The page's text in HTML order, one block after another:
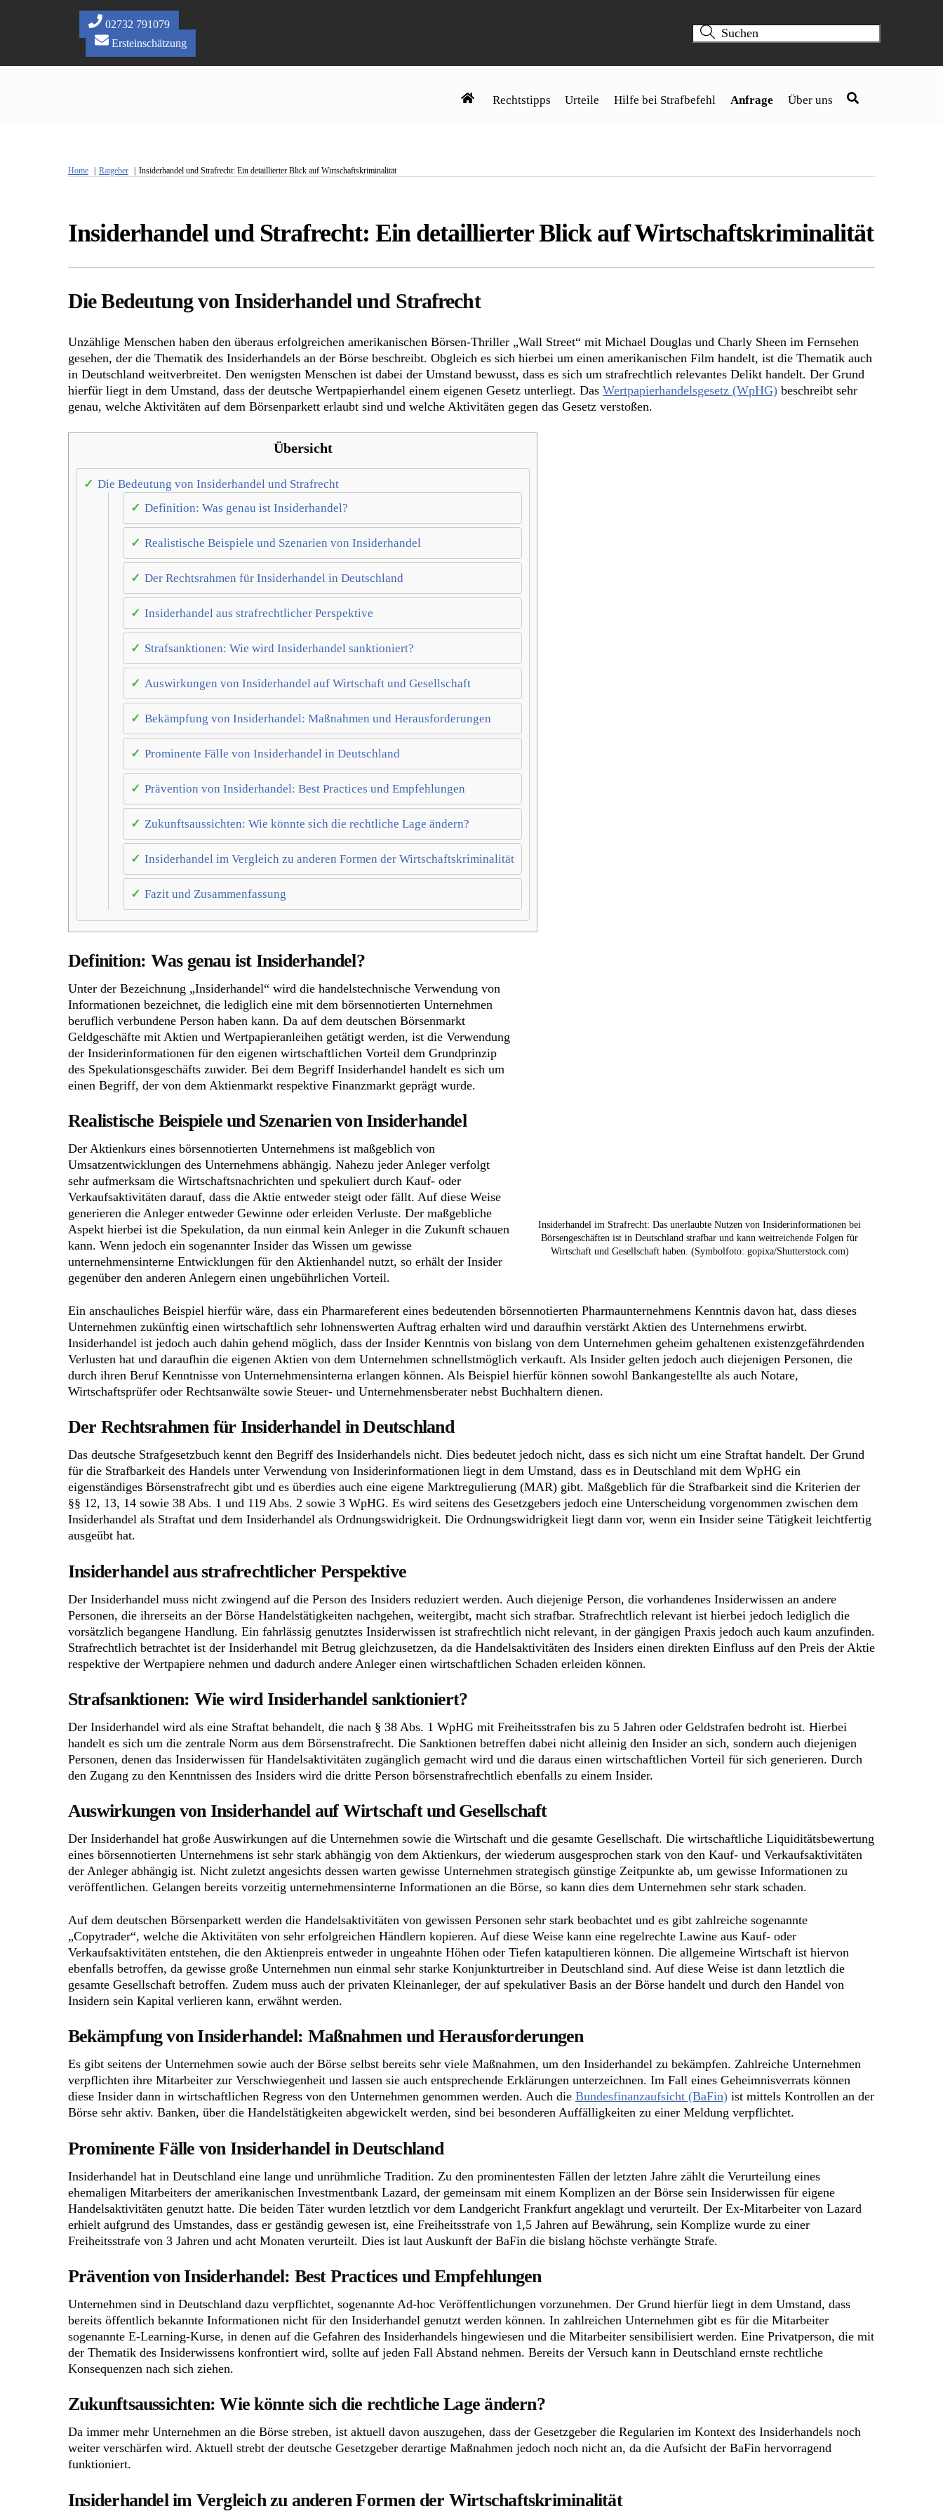
02732 791079
Ersteinschätzung
Rechtstipps Urteile Hilfe bei Strafbefehl Anfrage Über uns
Home Ratgeber Insiderhandel und Strafrecht: Ein detaillierter Blick auf Wirtschaftskriminalität
Insiderhandel und Strafrecht: Ein detaillierter Blick auf Wirtschaftskriminalität
Die Bedeutung von Insiderhandel und Strafrecht
Unzählige Menschen haben den überaus erfolgreichen amerikanischen Börsen-Thriller „Wall Street“ mit Michael Douglas und Charly Sheen im Fernsehen
gesehen, der die Thematik des Insiderhandels an der Börse beschreibt. Obgleich es sich hierbei um einen amerikanischen Film handelt, ist die Thematik auch
in Deutschland weitverbreitet. Den wenigsten Menschen ist dabei der Umstand bewusst, dass es sich um strafrechtlich relevantes Delikt handelt. Der Grund
hierfür liegt in dem Umstand, dass der deutsche Wertpapierhandel einem eigenen Gesetz unterliegt. Das Wertpapierhandelsgesetz (WpHG) beschreibt sehr
genau, welche Aktivitäten auf dem Börsenparkett erlaubt sind und welche Aktivitäten gegen das Gesetz verstoßen.
Übersicht
Die Bedeutung von Insiderhandel und Strafrecht
Definition: Was genau ist Insiderhandel?
Realistische Beispiele und Szenarien von Insiderhandel
Der Rechtsrahmen für Insiderhandel in Deutschland
Insiderhandel aus strafrechtlicher Perspektive
Strafsanktionen: Wie wird Insiderhandel sanktioniert?
Auswirkungen von Insiderhandel auf Wirtschaft und Gesellschaft
Bekämpfung von Insiderhandel: Maßnahmen und Herausforderungen
Prominente Fälle von Insiderhandel in Deutschland
Prävention von Insiderhandel: Best Practices und Empfehlungen
Zukunftsaussichten: Wie könnte sich die rechtliche Lage ändern?
Insiderhandel im Vergleich zu anderen Formen der Wirtschaftskriminalität
Fazit und Zusammenfassung
Definition: Was genau ist Insiderhandel?
Insiderhandel im Strafrecht: Das unerlaubte Nutzen von Insiderinformationen bei
Börsengeschäften ist in Deutschland strafbar und kann weitreichende Folgen für
Wirtschaft und Gesellschaft haben. (Symbolfoto: gopixa/Shutterstock.com)
Unter der Bezeichnung „Insiderhandel“ wird die handelstechnische Verwendung von
Informationen bezeichnet, die lediglich eine mit dem börsennotierten Unternehmen
beruflich verbundene Person haben kann. Da auf dem deutschen Börsenmarkt
Geldgeschäfte mit Aktien und Wertpapieranleihen getätigt werden, ist die Verwendung
der Insiderinformationen für den eigenen wirtschaftlichen Vorteil dem Grundprinzip
des Spekulationsgeschäfts zuwider. Bei dem Begriff Insiderhandel handelt es sich um
einen Begriff, der von dem Aktienmarkt respektive Finanzmarkt geprägt wurde.
Realistische Beispiele und Szenarien von Insiderhandel
Der Aktienkurs eines börsennotierten Unternehmens ist maßgeblich von
Umsatzentwicklungen des Unternehmens abhängig. Nahezu jeder Anleger verfolgt
sehr aufmerksam die Wirtschaftsnachrichten und spekuliert durch Kauf- oder
Verkaufsaktivitäten darauf, dass die Aktie entweder steigt oder fällt. Auf diese Weise
generieren die Anleger entweder Gewinne oder erleiden Verluste. Der maßgebliche
Aspekt hierbei ist die Spekulation, da nun einmal kein Anleger in die Zukunft schauen
kann. Wenn jedoch ein sogenannter Insider das Wissen um gewisse
unternehmensinterne Entwicklungen für den Aktienhandel nutzt, so erhält der Insider
gegenüber den anderen Anlegern einen ungebührlichen Vorteil.
Ein anschauliches Beispiel hierfür wäre, dass ein Pharmareferent eines bedeutenden börsennotierten Pharmaunternehmens Kenntnis davon hat, dass dieses
Unternehmen zukünftig einen wirtschaftlich sehr lohnenswerten Auftrag erhalten wird und daraufhin verstärkt Aktien des Unternehmens erwirbt.
Insiderhandel ist jedoch auch dahin gehend möglich, dass der Insider Kenntnis von bislang von dem Unternehmen geheim gehaltenen existenzgefährdenden
Verlusten hat und daraufhin die eigenen Aktien von dem Unternehmen schnellstmöglich verkauft. Als Insider gelten jedoch auch diejenigen Personen, die
durch ihren Beruf Kenntnisse von Unternehmensinterna erlangen können. Als Beispiel hierfür können sowohl Bankangestellte als auch Notare,
Wirtschaftsprüfer oder Rechtsanwälte sowie Steuer- und Unternehmensberater nebst Buchhaltern dienen.
Der Rechtsrahmen für Insiderhandel in Deutschland
Das deutsche Strafgesetzbuch kennt den Begriff des Insiderhandels nicht. Dies bedeutet jedoch nicht, dass es sich nicht um eine Straftat handelt. Der Grund
für die Strafbarkeit des Handels unter Verwendung von Insiderinformationen liegt in dem Umstand, dass es in Deutschland mit dem WpHG ein
eigenständiges Börsenstrafrecht gibt und es überdies auch eine eigene Marktregulierung (MAR) gibt. Maßgeblich für die Strafbarkeit sind die Kriterien der
§§ 12, 13, 14 sowie 38 Abs. 1 und 119 Abs. 2 sowie 3 WpHG. Es wird seitens des Gesetzgebers jedoch eine Unterscheidung vorgenommen zwischen dem
Insiderhandel als Straftat und dem Insiderhandel als Ordnungswidrigkeit. Die Ordnungswidrigkeit liegt dann vor, wenn ein Insider seine Tätigkeit leichtfertig
ausgeübt hat.
Insiderhandel aus strafrechtlicher Perspektive
Der Insiderhandel muss nicht zwingend auf die Person des Insiders reduziert werden. Auch diejenige Person, die vorhandenes Insiderwissen an andere
Personen, die ihrerseits an der Börse Handelstätigkeiten nachgehen, weitergibt, macht sich strafbar. Strafrechtlich relevant ist hierbei jedoch lediglich die
vorsätzlich begangene Handlung. Ein fahrlässig genutztes Insiderwissen ist strafrechtlich nicht relevant, in der gängigen Praxis jedoch auch kaum anzufinden.
Strafrechtlich betrachtet ist der Insiderhandel mit Betrug gleichzusetzen, da die Handelsaktivitäten des Insiders einen direkten Einfluss auf den Preis der Aktie
respektive der Wertpapiere nehmen und dadurch andere Anleger einen wirtschaftlichen Schaden erleiden können.
Strafsanktionen: Wie wird Insiderhandel sanktioniert?
Der Insiderhandel wird als eine Straftat behandelt, die nach § 38 Abs. 1 WpHG mit Freiheitsstrafen bis zu 5 Jahren oder Geldstrafen bedroht ist. Hierbei
handelt es sich um die zentrale Norm aus dem Börsenstrafrecht. Die Sanktionen betreffen dabei nicht alleinig den Insider an sich, sondern auch diejenigen
Personen, denen das Insiderwissen für Handelsaktivitäten zugänglich gemacht wird und die daraus einen wirtschaftlichen Vorteil für sich generieren. Durch
den Zugang zu den Kenntnissen des Insiders wird die dritte Person börsenstrafrechtlich ebenfalls zu einem Insider.
Auswirkungen von Insiderhandel auf Wirtschaft und Gesellschaft
Der Insiderhandel hat große Auswirkungen auf die Unternehmen sowie die Wirtschaft und die gesamte Gesellschaft. Die wirtschaftliche Liquiditätsbewertung
eines börsennotierten Unternehmens ist sehr stark abhängig von dem Aktienkurs, der wiederum ausgesprochen stark von den Kauf- und Verkaufsaktivitäten
der Anleger abhängig ist. Nicht zuletzt angesichts dessen warten gewisse Unternehmen strategisch günstige Zeitpunkte ab, um gewisse Informationen zu
veröffentlichen. Gelangen bereits vorzeitig unternehmensinterne Informationen an die Börse, so kann dies dem Unternehmen sehr stark schaden.
Auf dem deutschen Börsenparkett werden die Handelsaktivitäten von gewissen Personen sehr stark beobachtet und es gibt zahlreiche sogenannte
„Copytrader“, welche die Aktivitäten von sehr erfolgreichen Händlern kopieren. Auf diese Weise kann eine regelrechte Lawine aus Kauf- oder
Verkaufsaktivitäten entstehen, die den Aktienpreis entweder in ungeahnte Höhen oder Tiefen katapultieren können. Die allgemeine Wirtschaft ist hiervon
ebenfalls betroffen, da gewisse große Unternehmen nun einmal sehr starke Konjunkturtreiber in Deutschland sind. Auf diese Weise ist dann letztlich die
gesamte Gesellschaft betroffen. Zudem muss auch der privaten Kleinanleger, der auf spekulativer Basis an der Börse handelt und durch den Handel von
Insidern sein Kapital verlieren kann, erwähnt werden.
Bekämpfung von Insiderhandel: Maßnahmen und Herausforderungen
Es gibt seitens der Unternehmen sowie auch der Börse selbst bereits sehr viele Maßnahmen, um den Insiderhandel zu bekämpfen. Zahlreiche Unternehmen
verpflichten ihre Mitarbeiter zur Verschwiegenheit und lassen sie auch entsprechende Erklärungen unterzeichnen. Im Fall eines Geheimnisverrats können
diese Insider dann in wirtschaftlichen Regress von den Unternehmen genommen werden. Auch die Bundesfinanzaufsicht (BaFin) ist mittels Kontrollen an der
Börse sehr aktiv. Banken, über die Handelstätigkeiten abgewickelt werden, sind bei besonderen Auffälligkeiten zu einer Meldung verpflichtet.
Prominente Fälle von Insiderhandel in Deutschland
Insiderhandel hat in Deutschland eine lange und unrühmliche Tradition. Zu den prominentesten Fällen der letzten Jahre zählt die Verurteilung eines
ehemaligen Mitarbeiters der amerikanischen Investmentbank Lazard, der gemeinsam mit einem Komplizen an der Börse sein Insiderwissen für eigene
Handelsaktivitäten genutzt hatte. Die beiden Täter wurden letztlich vor dem Landgericht Frankfurt angeklagt und verurteilt. Der Ex-Mitarbeiter von Lazard
erhielt aufgrund des Umstandes, dass er geständig gewesen ist, eine Freiheitsstrafe von 1,5 Jahren auf Bewährung, sein Komplize wurde zu einer
Freiheitsstrafe von 3 Jahren und acht Monaten verurteilt. Dies ist laut Auskunft der BaFin die bislang höchste verhängte Strafe.
Prävention von Insiderhandel: Best Practices und Empfehlungen
Unternehmen sind in Deutschland dazu verpflichtet, sogenannte Ad-hoc Veröffentlichungen vorzunehmen. Der Grund hierfür liegt in dem Umstand, dass
bereits öffentlich bekannte Informationen nicht für den Insiderhandel genutzt werden können. In zahlreichen Unternehmen gibt es für die Mitarbeiter
sogenannte E-Learning-Kurse, in denen auf die Gefahren des Insiderhandels hingewiesen und die Mitarbeiter sensibilisiert werden. Eine Privatperson, die mit
der Thematik des Insiderwissens konfrontiert wird, sollte auf jeden Fall Abstand nehmen. Bereits der Versuch kann in Deutschland ernste rechtliche
Konsequenzen nach sich ziehen.
Zukunftsaussichten: Wie könnte sich die rechtliche Lage ändern?
Da immer mehr Unternehmen an die Börse streben, ist aktuell davon auszugehen, dass der Gesetzgeber die Regularien im Kontext des Insiderhandels noch
weiter verschärfen wird. Aktuell strebt der deutsche Gesetzgeber derartige Maßnahmen jedoch noch nicht an, da die Aufsicht der BaFin hervorragend
funktioniert.
Insiderhandel im Vergleich zu anderen Formen der Wirtschaftskriminalität